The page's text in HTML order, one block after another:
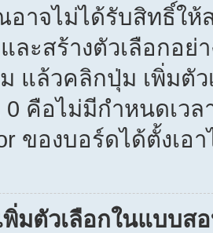
าจไม่ได้รับสิทธิ์ให้
ละสร้างตัวเลือกอย่
แล้วคลิกปุ่ม เพิ่มตั
0 คือไม่มีกำหนดเว
ของบอร์ดได้ตั้งเอา
พิ่มตัวเลือกในแบบส